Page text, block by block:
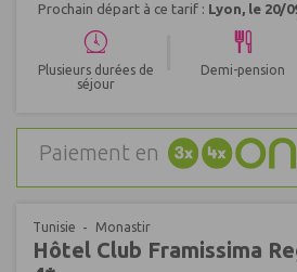
Prochain départ à ce tarif : Lyon, le 20/
Plusieurs durées de
séjour
Demi-pension
Paiement en
Tunisie Monastir
Hôtel Club Framissima